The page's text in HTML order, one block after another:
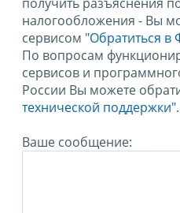
налогообложения - Вы
сервисом "Обратиться в
По вопросам
сервисов и
России Вы можете
технической поддержки".
Ваше сообщение: